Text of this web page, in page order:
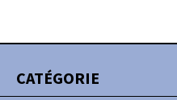
CATÉGORIE